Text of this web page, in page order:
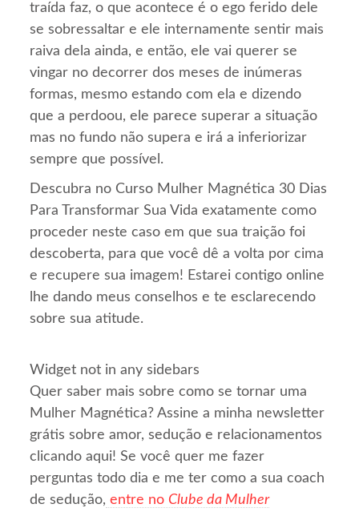
traída faz, o que acontece é o ego ferido dele
se sobressaltar e ele internamente sentir mais
raiva dela ainda, e então, ele vai querer se
vingar no decorrer dos meses de inúmeras
formas, mesmo estando com ela e dizendo
que a perdoou, ele parece superar a situação
mas no fundo não supera e irá a inferiorizar
sempre que possível.
Descubra no Curso Mulher Magnética 30 Dias
Para Transformar Sua Vida exatamente como
proceder neste caso em que sua traição foi
descoberta, para que você dê a volta por cima
e recupere sua imagem! Estarei contigo online
lhe dando meus conselhos e te esclarecendo
sobre sua atitude.
Widget not in any sidebars
Quer saber mais sobre como se tornar uma
Mulher Magnética? Assine a minha newsletter
grátis sobre amor, sedução e relacionamentos
clicando aqui! Se você quer me fazer
perguntas todo dia e me ter como a sua coach
de sedução, entre no Clube da Mulher